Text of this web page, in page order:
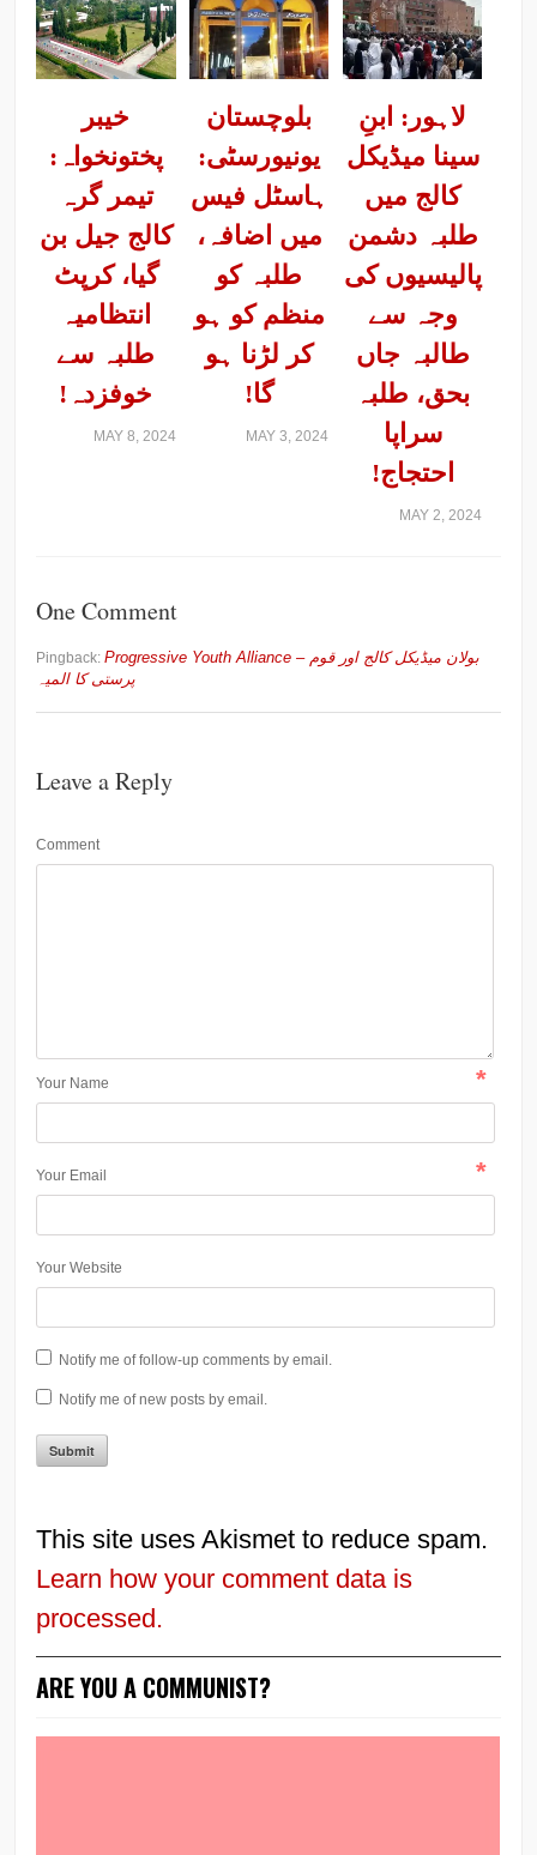
خیبر
پختونخواہ:
تیمر گرہ
کالج جیل بن
گیا، کرپٹ
انتظامیہ
طلبہ سے
خوفزدہ!
MAY 8, 2024
بلوچستان
یونیورسٹی:
ہاسٹل فیس
میں اضافہ،
طلبہ کو
منظم کو ہو
کر لڑنا ہو
گا!
MAY 3, 2024
لاہور: ابنِ
سینا میڈیکل
کالج میں
طلبہ دشمن
پالیسیوں کی
وجہ سے
طالبہ جاں
بحق، طلبہ
سراپا
احتجاج!
MAY 2, 2024
One Comment
Pingback:Progressive Youth Alliance – بولان میڈیکل کالج اور قوم
پرستی کا المیہ
Leave a Reply
Comment
Your Name *
Your Email *
Your Website
Notify me of follow-up comments by email.
Notify me of new posts by email.
This site uses Akismet to reduce spam.
Learn how your comment data is
processed.
ARE YOU A COMMUNIST?